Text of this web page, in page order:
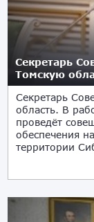
Секретарь
Томскую
Секретарь
область. В
проведёт
обеспечения
территории